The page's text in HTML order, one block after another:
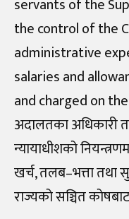
servants of the
the control of the
administrative
salaries and
and charged on the
अदालतका अधिकारी
न्यायाधीशको
खर्च, तलब–भत्ता तथा
राज्यको सञ्चित